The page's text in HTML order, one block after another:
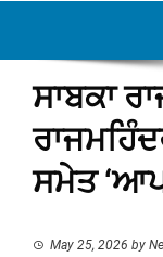
ਸਾਬਕਾ
ਸਮੇਤ
May 25, 2026 by